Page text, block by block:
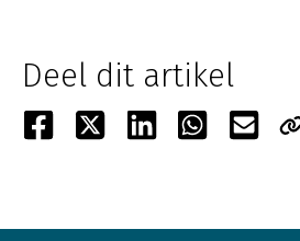
Deel dit artikel